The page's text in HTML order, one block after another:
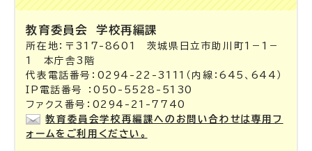
教育委員会学校再編課
所在地：〒317-8601 茨城県日立市助川町1－1－
1 本庁舎3階
代表電話番号：0294-22-3111（内線：645、644）
IP電話番号 ：050-5528-5130
ファクス番号：0294-21-7740
教育委員会学校再編課へのお問い合わせは専用フ
ォームをご利用ください。